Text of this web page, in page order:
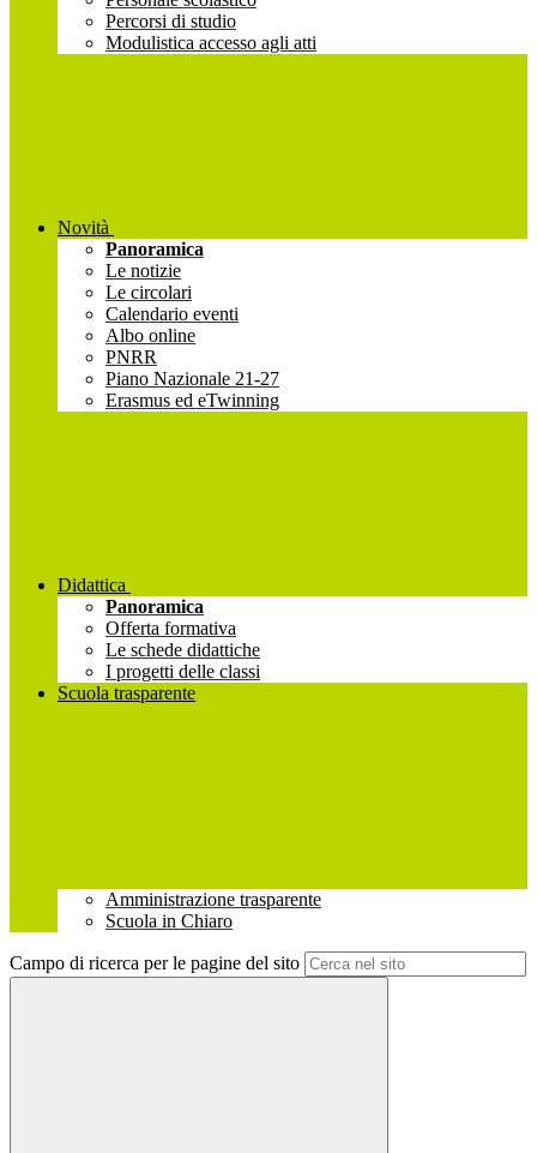
Percorsi di studio
Modulistica accesso agli atti
Novità
Panoramica
Le notizie
Le circolari
Calendario eventi
Albo online
PNRR
Piano Nazionale 21-27
Erasmus ed eTwinning
Didattica
Panoramica
Offerta formativa
Le schede didattiche
I progetti delle classi
Scuola trasparente
Amministrazione trasparente
Scuola in Chiaro
Campo di ricerca per le pagine del sito